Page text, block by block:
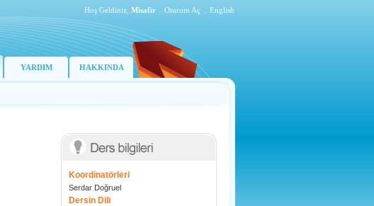
Hoş Geldiniz, Misafir Oturum Aç English
YARDIM HAKKINDA
Koordinatörleri
Serdar Doğruel
Dersin Dili